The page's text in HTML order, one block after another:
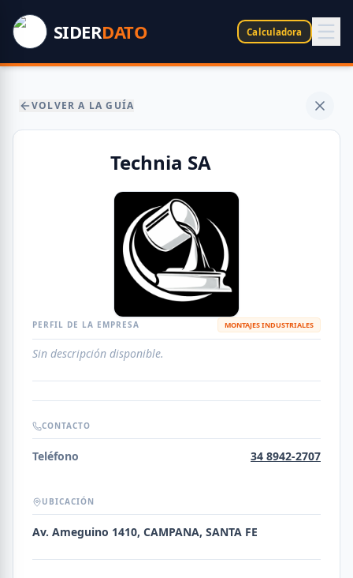
SIDERDATO Calculadora
VOLVER A LA GUÍA
Technia SA
PERFIL DE LA EMPRESA MONTAJES INDUSTRIALES
Sin descripción disponible.
CONTACTO
Teléfono 34 8942-2707
UBICACIÓN
Av. Ameguino 1410, CAMPANA, SANTA FE